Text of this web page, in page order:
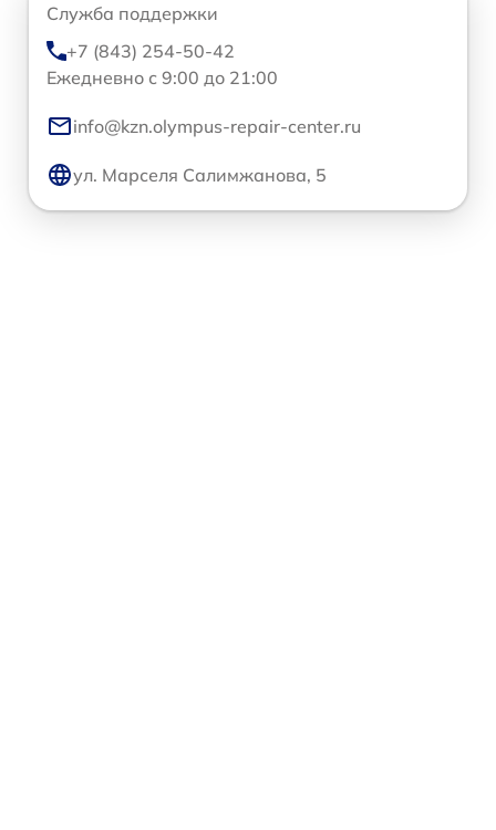
Служба поддержки
+7 (843) 254-50-42
Ежедневно с 9:00 до 21:00
info@kzn.olympus-repair-center.ru
ул. Марселя Салимжанова, 5